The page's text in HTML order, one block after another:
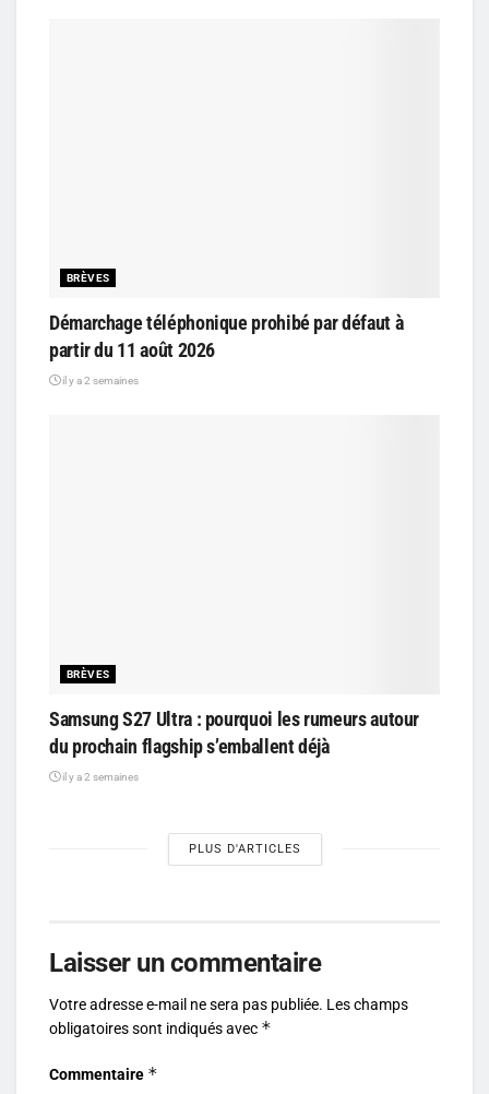
BRÈVES
Démarchage téléphonique prohibé par défaut à
partir du 11 août 2026
il y a 2 semaines
BRÈVES
Samsung S27 Ultra : pourquoi les rumeurs autour
du prochain flagship s’emballent déjà
il y a 2 semaines
PLUS D'ARTICLES
Laisser un commentaire
Votre adresse e-mail ne sera pas publiée. Les champs
obligatoires sont indiqués avec *
Commentaire *